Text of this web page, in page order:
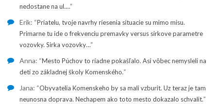
nedostane na ul.…”
Erik: “Priatelu, tvoje navrhy riesenia situacie su mimo misu.
Primarne tu ide o frekvenciu premavky versus sirkove parametre
vozovky. Sirka vozovky…”
Anna: “Mesto Púchov to riadne pokašľalo. Asi vôbec nemysleli na
deti zo základnej školy Komenského.”
Jana: “Obyvatelia Komenskeho by sa mali vzburit. Uz teraz je tam
neunosna doprava. Nechapem ako toto mesto dokazalo schvalit.”